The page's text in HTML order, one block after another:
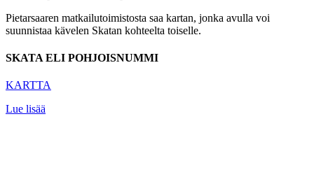
Pietarsaaren matkailutoimistosta saa kartan, jonka avulla voi
suunnistaa kävelen Skatan kohteelta toiselle.
SKATA ELI POHJOISNUMMI
KARTTA
Lue lisää